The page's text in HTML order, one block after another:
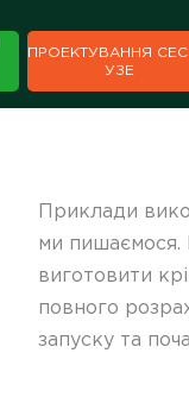
ПРОЕКТУВАННЯ СЕС
УЗЕ
Приклади
ми пишаємося.
виготовити
повного
запуску та